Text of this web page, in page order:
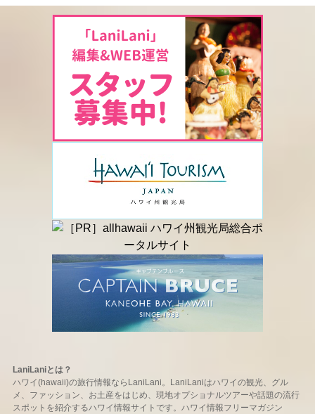
LaniLaniとは？
ハワイ(hawaii)の旅行情報ならLaniLani。LaniLaniはハワイの観光、グル
メ、ファッション、お土産をはじめ、現地オプショナルツアーや話題の流行
スポットを紹介するハワイ情報サイトです。ハワイ情報フリーマガジン